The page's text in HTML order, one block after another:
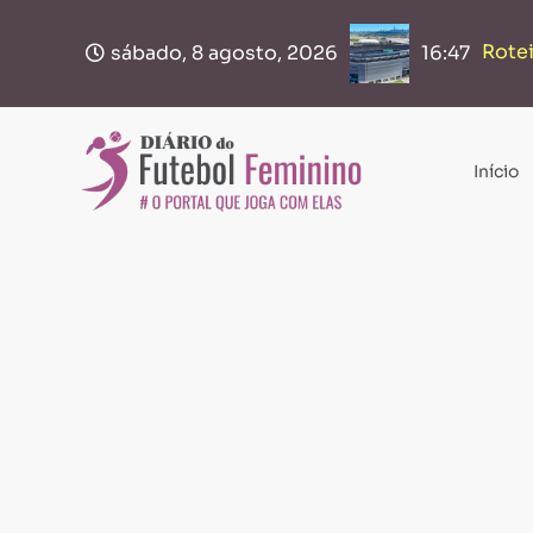
sábado, 8 agosto, 2026 16:47
Início